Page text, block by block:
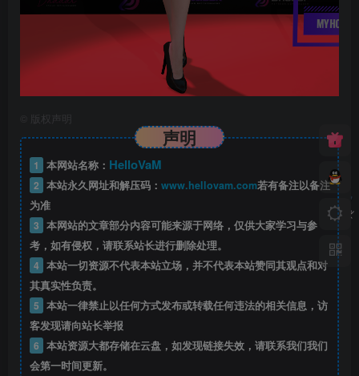
版权声明
声明
1 本网站名称： HelloVaM
2 本站永久网址和解压码： www.hellovam.com若有备注以备注
为准
3 本网站的文章部分内容可能来源于网络，仅供大家学习与参
考，如有侵权，请联系站长进行删除处理。
4 本站一切资源不代表本站立场，并不代表本站赞同其观点和对
其真实性负责。
5 本站一律禁止以任何方式发布或转载任何违法的相关信息，访
客发现请向站长举报
6 本站资源大都存储在云盘，如发现链接失效，请联系我们我们
会第一时间更新。